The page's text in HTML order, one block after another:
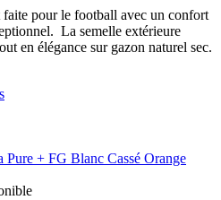
faite pour le football avec un confort
La semelle extérieure
en élégance sur gazon naturel sec.